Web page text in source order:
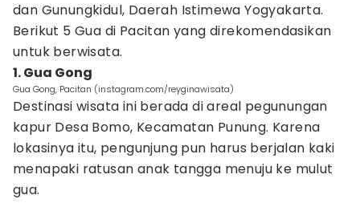
dan Gunungkidul, Daerah Istimewa Yogyakarta.
Berikut 5 Gua di Pacitan yang direkomendasikan
untuk berwisata.
1. Gua Gong
Gua Gong, Pacitan (instagram.com/reyginawisata)
Destinasi wisata ini berada di areal pegunungan
kapur Desa Bomo, Kecamatan Punung. Karena
lokasinya itu, pengunjung pun harus berjalan kaki
menapaki ratusan anak tangga menuju ke mulut
gua.